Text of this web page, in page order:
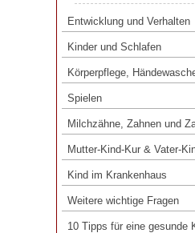
Entwicklung und Verhalten
Kinder und Schlafen
Körperpflege,
Spielen
Milchzähne, Zahnen und
Mutter-Kind-Kur & Vater-
Kind im Krankenhaus
Weitere wichtige Fragen
10 Tipps für eine gesunde
Kinder und Schlafen
Körperpflege, Händewaschen & Co
Milchzähne, Zahnen und Zahnpflege
Mutter-Kind-Kur & Vater-Kind-Kur
Kind im Krankenhaus
Weitere wichtige Fragen
10 Tipps für eine gesunde Kindheit